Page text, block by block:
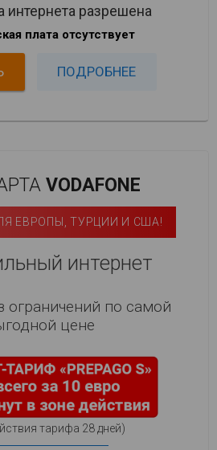
интернета разрешена
плата отсутствует
ПОДРОБНЕЕ
VODAFONE
ЕВРОПЫ, ТУРЦИИ И США!
интернет
ограничений по самой
цене
тарифа 28 дней)